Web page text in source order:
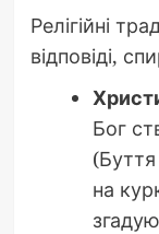
Релігійні
відповіді,
Бог
на